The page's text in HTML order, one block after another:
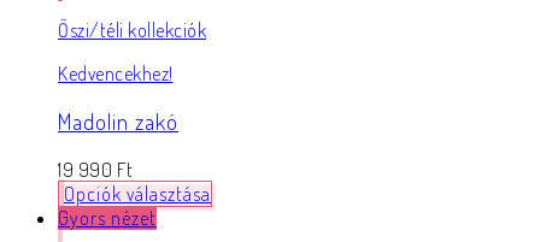
Őszi/téli kollekciók
Kedvencekhez!
Madolin zakó
19 990 Ft
Opciók választása
Gyors nézet